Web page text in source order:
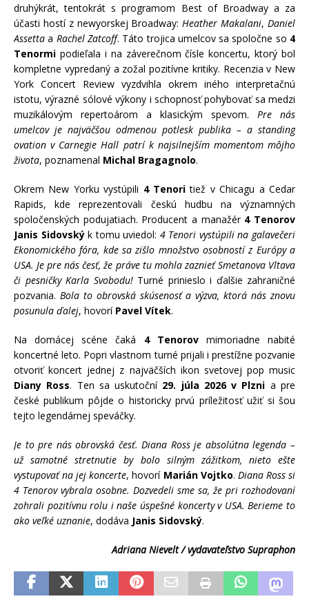
druhýkrát, tentokrát s programom Best of Broadway a za
účasti hostí z newyorskej Broadway: Heather Makalani, Daniel
Assetta a Rachel Zatcoff. Táto trojica umelcov sa spoločne so 4
Tenormi podieľala i na záverečnom čísle koncertu, ktorý bol
kompletne vypredaný a zožal pozitívne kritiky. Recenzia v New
York Concert Review vyzdvihla okrem iného interpretačnú
istotu, výrazné sólové výkony i schopnosť pohybovať sa medzi
muzikálovým repertoárom a klasickým spevom. Pre nás
umelcov je najväčšou odmenou potlesk publika – a standing
ovation v Carnegie Hall patrí k najsilnejším momentom môjho
života, poznamenal Michal Bragagnolo.
Okrem New Yorku vystúpili 4 Tenori tiež v Chicagu a Cedar
Rapids, kde reprezentovali českú hudbu na významných
spoločenských podujatiach. Producent a manažér 4 Tenorov
Janis Sidovskýk tomu uviedol: 4 Tenori vystúpili na galavečeri
Ekonomického fóra, kde sa zišlo množstvo osobností z Európy a
USA. Je pre nás česť, že práve tu mohla zaznieť Smetanova Vltava
či pesničky Karla Svobodu!Turné prinieslo i ďalšie zahraničné
pozvania. Bola to obrovská skúsenosť a výzva, ktorá nás znovu
posunula ďalej, hovorí Pavel Vítek.
Na domácej scéne čaká 4 Tenorovmimoriadne nabité
koncertné leto. Popri vlastnom turné prijali i prestížne pozvanie
otvoriť koncert jednej z najväčších ikon svetovej pop music
Diany Ross. Ten sa uskutoční 29. júla 2026 v Plzni a pre
české publikum pôjde o historicky prvú príležitosť užiť si šou
tejto legendárnej speváčky.
Je to pre nás obrovská česť. Diana Ross je absolútna legenda –
už samotné stretnutie by bolo silným zážitkom, nieto ešte
vystupovať na jej koncerte, hovorí Marián Vojtko. Diana Ross si
4 Tenorov vybrala osobne. Dozvedeli sme sa, že pri rozhodovaní
zohrali pozitívnu rolu i naše úspešné koncerty v USA. Berieme to
ako veľké uznanie, dodáva Janis Sidovský.
Adriana Nievelt / vydavateľstvo Supraphon